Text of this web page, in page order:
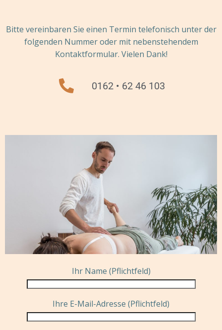
Bitte vereinbaren Sie einen Termin telefonisch unter der
folgenden Nummer oder mit nebenstehendem
Kontaktformular. Vielen Dank!
0162 • 62 46 103
Ihr Name (Pflichtfeld)
Ihre E-Mail-Adresse (Pflichtfeld)